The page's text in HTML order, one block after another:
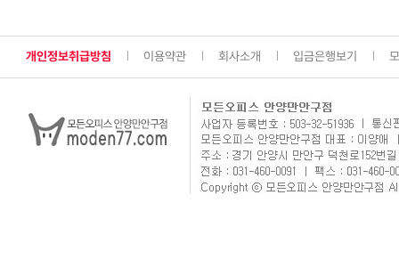
개인정보취급방침 이용약관 회사소개 입금은행보기